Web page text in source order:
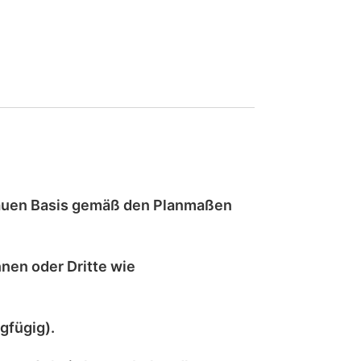
Basis gemäß den Planmaßen
oder Dritte wie